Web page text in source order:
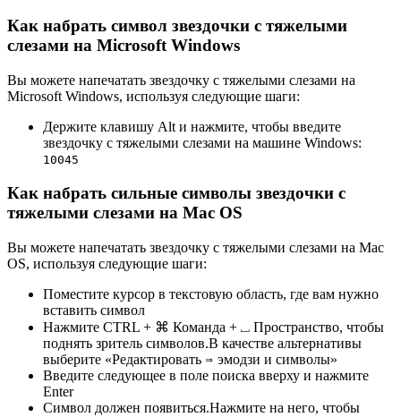
Как набрать символ звездочки с тяжелыми
слезами на Microsoft Windows
Вы можете напечатать звездочку с тяжелыми слезами на
Microsoft Windows, используя следующие шаги:
Держите клавишу Alt и нажмите, чтобы введите
звездочку с тяжелыми слезами на машине Windows:
1 0045
Как набрать сильные символы звездочки с
тяжелыми слезами на Mac OS
Вы можете напечатать звездочку с тяжелыми слезами на Mac
OS, используя следующие шаги:
Поместите курсор в текстовую область, где вам нужно
вставить символ
Нажмите CTRL + ⌘ Команда + ⎵ Пространство, чтобы
поднять зритель символов.В качестве альтернативы
выберите «Редактировать ⇒ эмодзи и символы»
Введите следующее в поле поиска вверху и нажмите
Enter
Символ должен появиться.Нажмите на него, чтобы